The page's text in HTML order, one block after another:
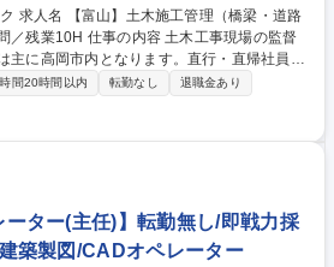
路
土木工事現場の監督
主に高岡市内となります。直行・直帰社員も
せます。 ・施工対象：橋梁、河
新築 ・受注元：官公庁 ・受注金額：1億円
泊りの出張などはほぼございません。 現場
当を持っていただきます。 募集職種
・道路等）公共工事受注・資格不問／残業10
間20時間以内 転勤なし
退職金あり
ーター(主任)】転勤無し/即戦力採
築製図/CADオペレーター